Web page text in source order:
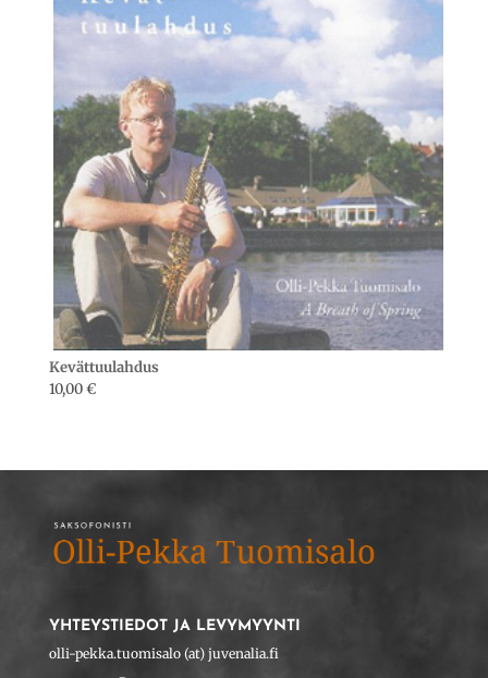
Kevättuulahdus
10,00€
YHTEYSTIEDOT JA LEVYMYYNTI
olli-pekka.tuomisalo (at) juvenalia.fi